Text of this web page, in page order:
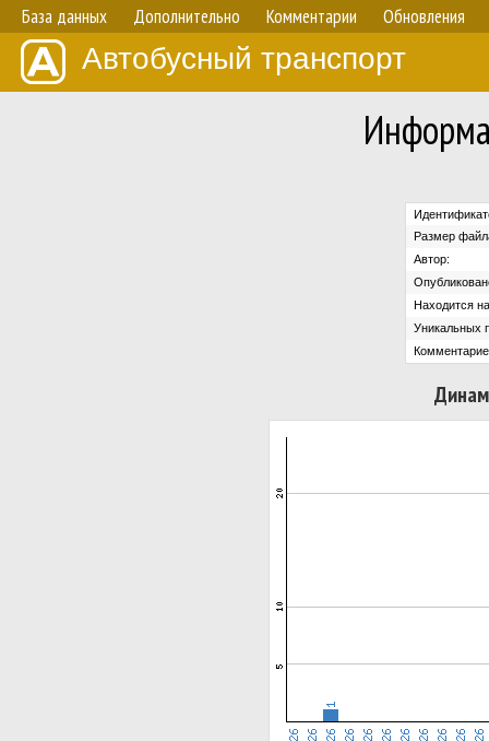
База данных Дополнительно Комментарии Обновления
Автобусный транспорт
Размер
Автор:
Находится
Уникальных